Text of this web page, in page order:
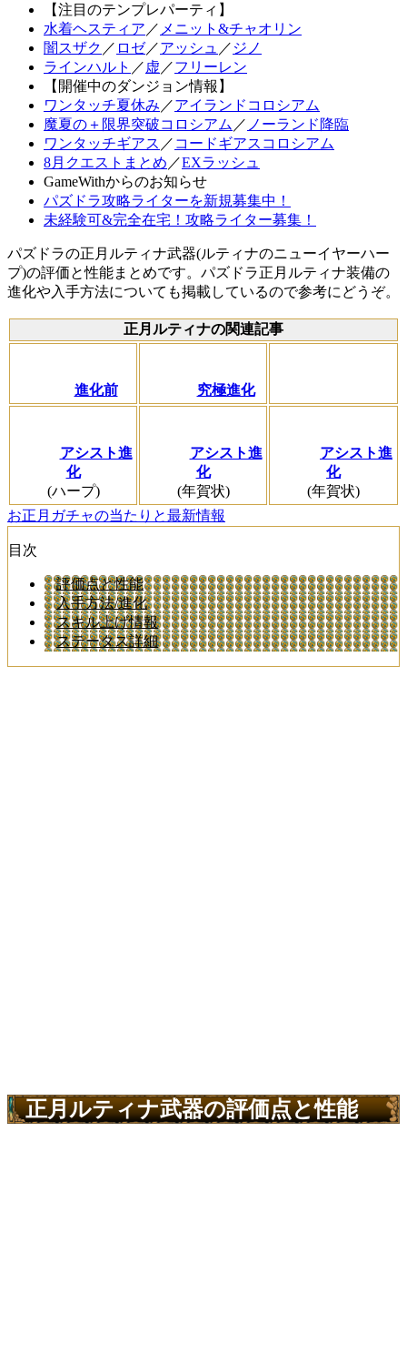
【注目のテンプレパーティ】
水着ヘスティア ／ メニット&チャオリン
闇スザク ／ ロゼ／アッシュ ／ ジノ
ラインハルト ／ 虚 ／フリーレン
【開催中のダンジョン情報】
ワンタッチ夏休み ／アイランドコロシアム
魔夏の＋限界突破コロシアム ／ ノーランド降臨
ワンタッチギアス ／ コードギアスコロシアム
8月クエストまとめ ／EXラッシュ
GameWithからのお知らせ
パズドラ攻略ライターを新規募集中！
未経験可&完全在宅！攻略ライター募集！
パズドラの正月ルティナ武器(ルティナのニューイヤーハー
プ)の評価と性能まとめです。パズドラ正月ルティナ装備の
進化や入手方法についても掲載しているので参考にどうぞ。
正月ルティナの関連記事
進化前 究極進化
アシスト進
化
(ハープ)
アシスト進
化
(年賀状)
アシスト進
化
(年賀状)
お正月ガチャの当たりと最新情報
目次
評価点と性能
入手方法/進化
スキル上げ情報
ステータス詳細
正月ルティナ武器の評価点と性能